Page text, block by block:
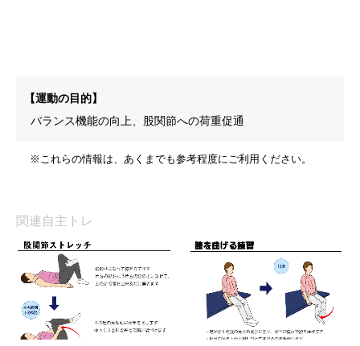
【運動の目的】
バランス機能の向上、股関節への荷重促通
※これらの情報は、あくまでも参考程度にご利用ください。
関連自主トレ